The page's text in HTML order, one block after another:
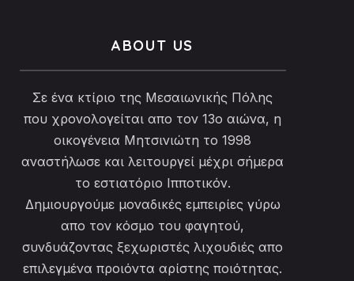
ABOUT US
Σε ένα κτίριο της Μεσαιωνικής Πόλης
που χρονολογείται απο τον 13ο αιώνα, η
οικογένεια Μητσινιώτη το 1998
αναστήλωσε και λειτουργεί μέχρι σήμερα
το εστιατόριο Ιπποτικόν.
Δημιουργούμε μοναδικές εμπειρίες γύρω
απο τον κόσμο του φαγητού,
συνδυάζοντας ξεχωριστές λιχουδιές απο
επιλεγμένα προιόντα αρίστης ποιότητας.